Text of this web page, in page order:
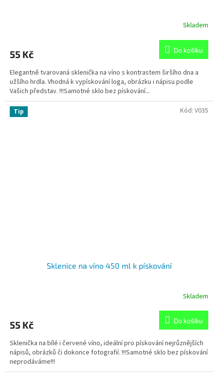
Skladem
55 Kč Do košíku
Elegantně tvarovaná sklenička na víno s kontrastem širšího dna a
užšího hrdla. Vhodná k vypískování loga, obrázku i nápisu podle
Vašich představ. !!!Samotné sklo bez pískování...
Tip
Sklenice na víno 450 ml k pískování
Skladem
55 Kč Do košíku
Sklenička na bílé i červené víno, ideální pro pískování nejrůznějších
nápisů, obrázků či dokonce fotografií. !!!Samotné sklo bez pískování
neprodáváme!!!
Kód: V035